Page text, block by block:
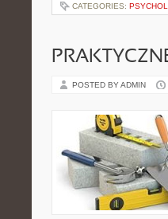
CATEGORIES:
POSTED BY ADMIN